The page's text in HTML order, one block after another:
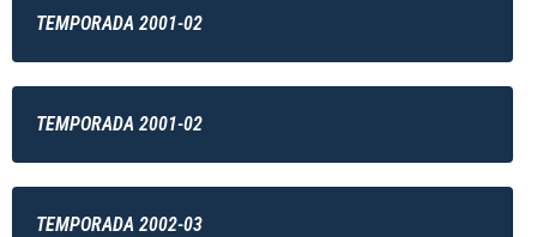
TEMPORADA 2001-02
TEMPORADA 2001-02
TEMPORADA 2002-03